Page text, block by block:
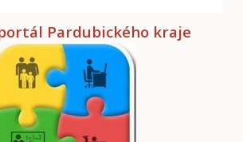
Pardubického kraje